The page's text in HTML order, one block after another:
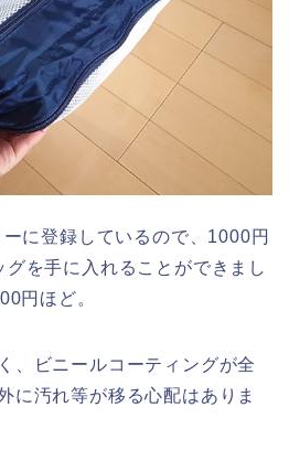
に登録しているので、1000円
を手に入れることができまし
円ほど。
、ビニールコーティングが全
に汚れ等が移る心配はありま